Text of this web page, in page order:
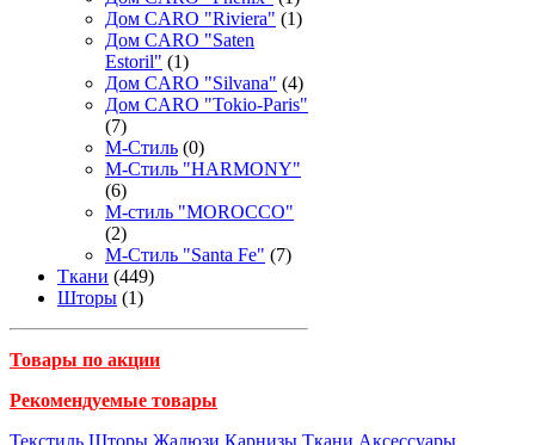
Дом CARO "Riviera" (1)
Дом CARO "Saten
Estoril" (1)
Дом CARO "Silvana" (4)
Дом CARO "Tokio-Paris"
(7)
М-Стиль (0)
М-Стиль "HARMONY"
(6)
М-стиль "MOROCCO"
(2)
М-Стиль "Santa Fe" (7)
Ткани (449)
Шторы (1)
Товары по акции
Рекомендуемые товары